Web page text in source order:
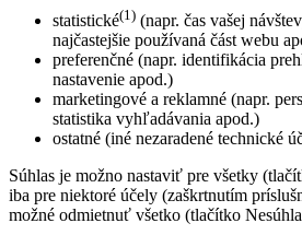
statistické(1) (napr. čas vašej
najčastejšie používaná část webu
preferenčné (napr. identifikácia
nastavenie apod.)
marketingové a reklamné (napr.
statistika vyhľadávania apod.)
ostatné (iné nezaradené technické
Súhlas je možno nastaviť pre všetky
iba pre niektoré účely (zaškrtnutím
možné odmietnuť všetko (tlačítko